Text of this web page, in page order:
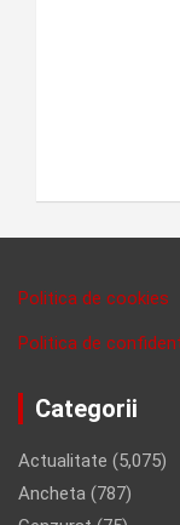
Politica de cookies
Politica de
Categorii
Actualitate (5,075)
Ancheta (787)